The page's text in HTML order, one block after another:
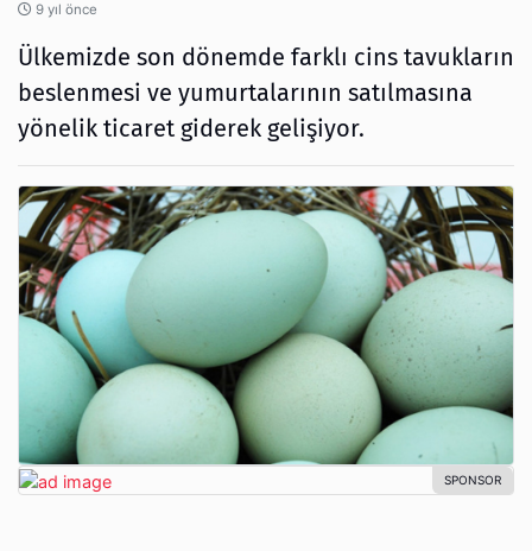
9 yıl önce
Ülkemizde son dönemde farklı cins tavukların
beslenmesi ve yumurtalarının satılmasına
yönelik ticaret giderek gelişiyor.